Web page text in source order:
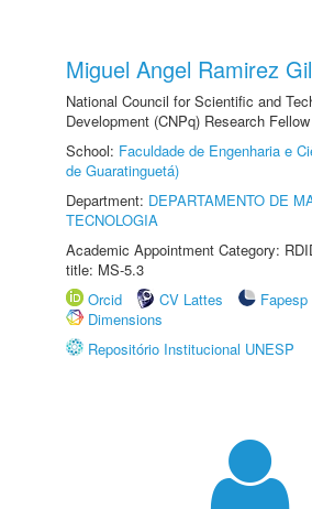
Miguel Angel Ramirez Gil
National Council for Scientific and
Development (CNPq) Research
School: Faculdade de Engenharia e
de Guaratinguetá)
Department: DEPARTAMENTO DE
TECNOLOGIA
Academic Appointment Category:
title: MS-5.3
Orcid
CV Lattes
Fapesp
Dimensions
Repositório Institucional UNESP